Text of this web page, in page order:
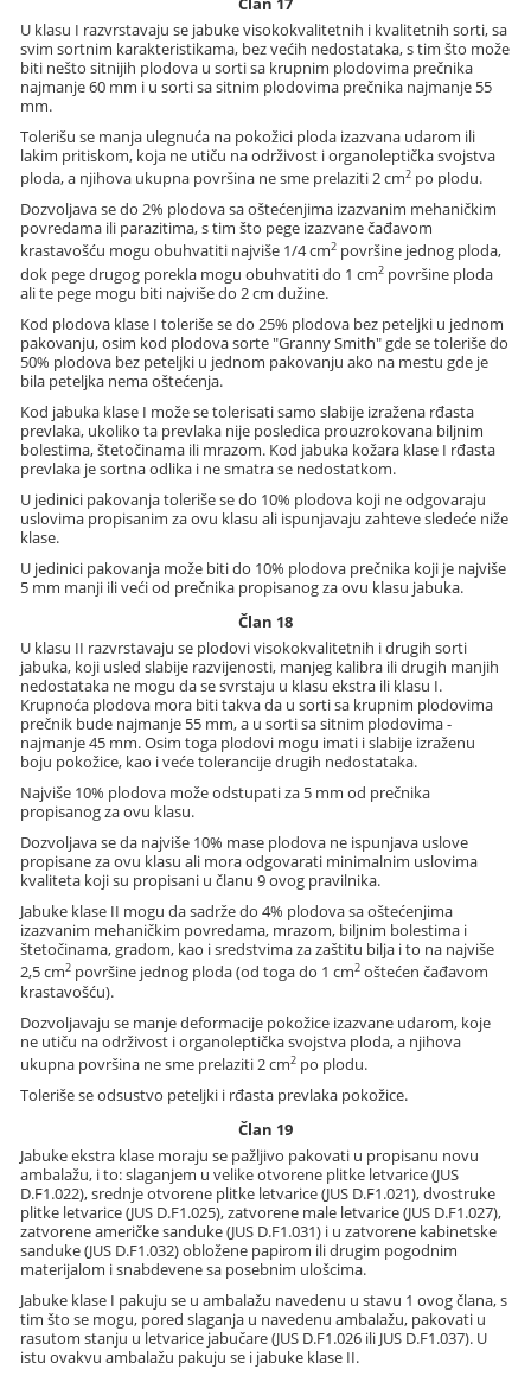
U klasu I razvrstavaju se jabuke visokokvalitetnih i kvalitetnih sorti, sa
svim sortnim karakteristikama, bez većih nedostataka, s tim što može
biti nešto sitnijih plodova u sorti sa krupnim plodovima prečnika
najmanje 60 mm i u sorti sa sitnim plodovima prečnika najmanje 55
mm.
Tolerišu se manja ulegnuća na pokožici ploda izazvana udarom ili
lakim pritiskom, koja ne utiču na održivost i organoleptička svojstva
ploda, a njihova ukupna površina ne sme prelaziti 2 cm2 po plodu.
Dozvoljava se do 2% plodova sa oštećenjima izazvanim mehaničkim
povredama ili parazitima, s tim što pege izazvane čađavom
krastavošću mogu obuhvatiti najviše 1/4 cm2 površine jednog ploda,
dok pege drugog porekla mogu obuhvatiti do 1 cm2 površine ploda
ali te pege mogu biti najviše do 2 cm dužine.
Kod plodova klase I toleriše se do 25% plodova bez peteljki u jednom
pakovanju, osim kod plodova sorte "Granny Smith" gde se toleriše do
50% plodova bez peteljki u jednom pakovanju ako na mestu gde je
bila peteljka nema oštećenja.
Kod jabuka klase I može se tolerisati samo slabije izražena rđasta
prevlaka, ukoliko ta prevlaka nije posledica prouzrokovana biljnim
bolestima, štetočinama ili mrazom. Kod jabuka kožara klase I rđasta
prevlaka je sortna odlika i ne smatra se nedostatkom.
U jedinici pakovanja toleriše se do 10% plodova koji ne odgovaraju
uslovima propisanim za ovu klasu ali ispunjavaju zahteve sledeće niže
klase.
U jedinici pakovanja može biti do 10% plodova prečnika koji je najviše
5 mm manji ili veći od prečnika propisanog za ovu klasu jabuka.
Član 18
U klasu II razvrstavaju se plodovi visokokvalitetnih i drugih sorti
jabuka, koji usled slabije razvijenosti, manjeg kalibra ili drugih manjih
nedostataka ne mogu da se svrstaju u klasu ekstra ili klasu I.
Krupnoća plodova mora biti takva da u sorti sa krupnim plodovima
prečnik bude najmanje 55 mm, a u sorti sa sitnim plodovima -
najmanje 45 mm. Osim toga plodovi mogu imati i slabije izraženu
boju pokožice, kao i veće tolerancije drugih nedostataka.
Najviše 10% plodova može odstupati za 5 mm od prečnika
propisanog za ovu klasu.
Dozvoljava se da najviše 10% mase plodova ne ispunjava uslove
propisane za ovu klasu ali mora odgovarati minimalnim uslovima
kvaliteta koji su propisani u članu 9 ovog pravilnika.
Jabuke klase II mogu da sadrže do 4% plodova sa oštećenjima
izazvanim mehaničkim povredama, mrazom, biljnim bolestima i
štetočinama, gradom, kao i sredstvima za zaštitu bilja i to na najviše
2,5 cm2 površine jednog ploda (od toga do 1 cm2 oštećen čađavom
krastavošću).
Dozvoljavaju se manje deformacije pokožice izazvane udarom, koje
ne utiču na održivost i organoleptička svojstva ploda, a njihova
ukupna površina ne sme prelaziti 2 cm2 po plodu.
Toleriše se odsustvo peteljki i rđasta prevlaka pokožice.
Član 19
Jabuke ekstra klase moraju se pažljivo pakovati u propisanu novu
ambalažu, i to: slaganjem u velike otvorene plitke letvarice (JUS
D.F1.022), srednje otvorene plitke letvarice (JUS D.F1.021), dvostruke
plitke letvarice (JUS D.F1.025), zatvorene male letvarice (JUS D.F1.027),
zatvorene američke sanduke (JUS D.F1.031) i u zatvorene kabinetske
sanduke (JUS D.F1.032) obložene papirom ili drugim pogodnim
materijalom i snabdevene sa posebnim ulošcima.
Jabuke klase I pakuju se u ambalažu navedenu u stavu 1 ovog člana, s
tim što se mogu, pored slaganja u navedenu ambalažu, pakovati u
rasutom stanju u letvarice jabučare (JUS D.F1.026 ili JUS D.F1.037). U
istu ovakvu ambalažu pakuju se i jabuke klase II.